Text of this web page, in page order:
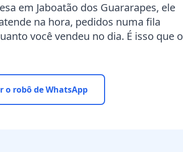
em Jaboatão dos Guararapes, ele
na hora, pedidos numa fila
você vendeu no dia. É isso que o
o robô de WhatsApp